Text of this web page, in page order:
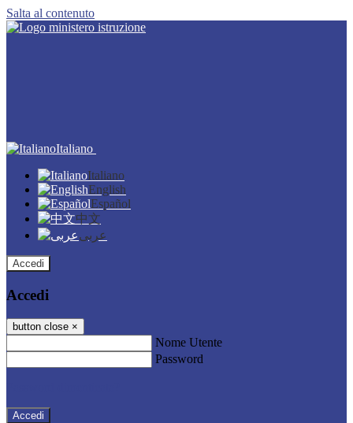
Salta al contenuto
Italiano
Italiano
English
Español
中文
عربى
Accedi
Accedi
button close ×
Nome Utente
Password